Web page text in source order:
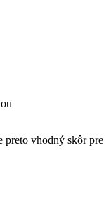
vhodný skôr pre